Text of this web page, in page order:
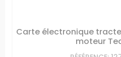
Carte électronique
moteur